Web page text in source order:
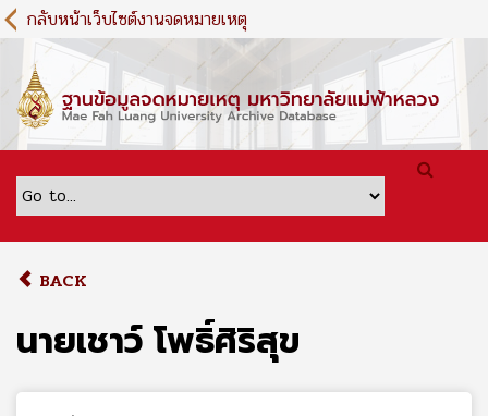
S
k
m
c
กลับหน้าเว็บไซต์งานจดหมายเหตุ
BACK
นายเชาว์ โพธิ์ศิริสุข